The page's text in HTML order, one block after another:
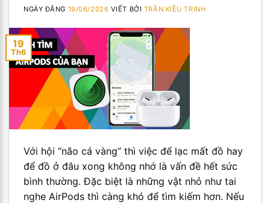
NGÀY ĐĂNG 19/06/2026 VIẾT BỞI TRẦN KIỀU TRINH
19
Th6
Với hội “não cá vàng” thì việc để lạc mất đồ hay
để đồ ở đâu xong không nhớ là vấn đề hết sức
bình thường. Đặc biệt là những vật nhỏ như tai
nghe AirPods thì càng khó để tìm kiếm hơn. Nếu